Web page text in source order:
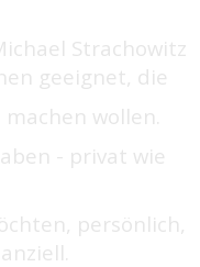
Strachowitz
geeignet, die
wollen.
- privat wie
persönlich,